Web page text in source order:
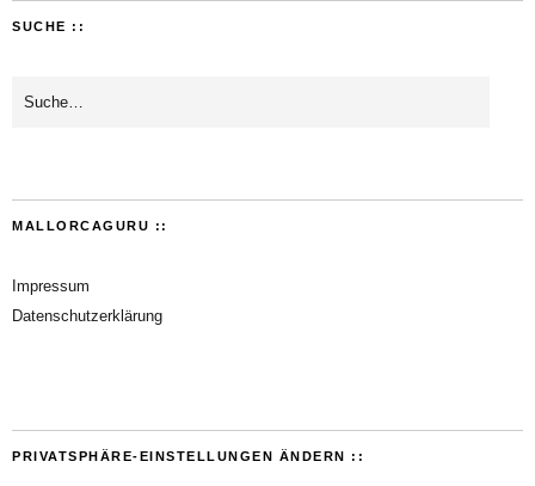
SUCHE ::
MALLORCAGURU ::
Impressum
Datenschutzerklärung
PRIVATSPHÄRE-EINSTELLUNGEN ÄNDERN ::